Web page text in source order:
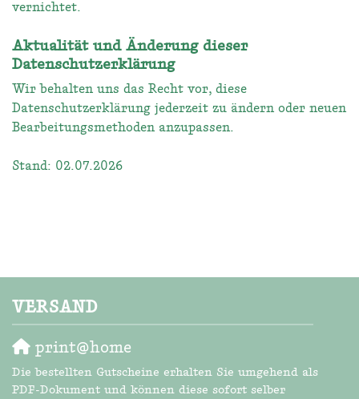
vernichtet.
Aktualität und Änderung dieser
Datenschutzerklärung
Wir behalten uns das Recht vor, diese
Datenschutzerklärung jederzeit zu ändern oder neuen
Bearbeitungsmethoden anzupassen.
Stand: 02.07.2026
VERSAND
print@home
Die bestellten Gutscheine erhalten Sie umgehend als
PDF-Dokument und können diese sofort selber